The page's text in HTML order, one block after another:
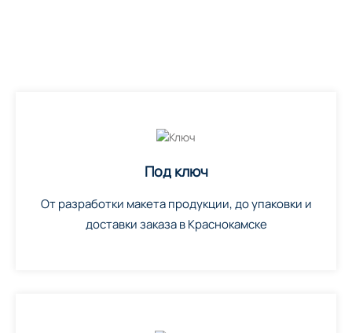
Под ключ
От разработки макета продукции, до упаковки и
доставки заказа в Краснокамске